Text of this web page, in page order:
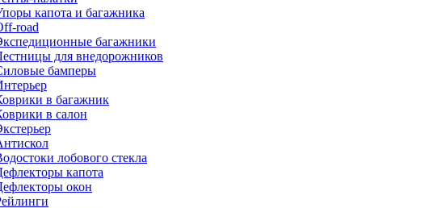
капота и багажника
road
багажники
для внедорожников
бамперы
в багажник
в салон
лобового стекла
капота
окон